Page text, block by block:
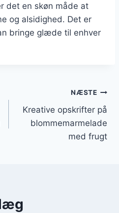
det en skøn måde at
og alsidighed. Det er
bringe glæde til enhver
NÆSTE
Kreative opskrifter på
blommemarmelade
med frugt